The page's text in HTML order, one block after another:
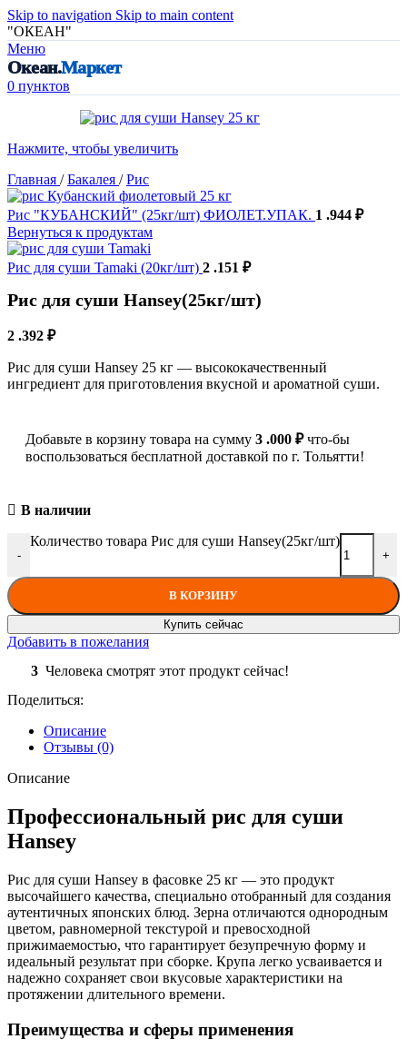
Skip to navigation Skip to main content
"ОКЕАН"
Меню
Океан.Маркет
0 пунктов
Нажмите, чтобы увеличить
Главная / Бакалея / Рис
Рис "КУБАНСКИЙ" (25кг/шт) ФИОЛЕТ.УПАК. 1 .944 ₽
Вернуться к продуктам
Рис для суши Tamaki (20кг/шт) 2 .151 ₽
Рис для суши Hansey(25кг/шт)
2 .392 ₽
Рис для суши Hansey 25 кг — высококачественный
ингредиент для приготовления вкусной и ароматной суши.
Добавьте в корзину товара на сумму 3 .000 ₽что-бы
воспользоваться бесплатной доставкой по г. Тольятти!
В наличии
-
Количество товара Рис для суши Hansey(25кг/шт)
+
В КОРЗИНУ
Купить сейчас
Добавить в пожелания
3 Человека смотрят этот продукт сейчас!
Поделиться:
Описание
Отзывы (0)
Описание
Профессиональный рис для суши
Hansey
Рис для суши Hansey в фасовке 25 кг — это продукт
высочайшего качества, специально отобранный для создания
аутентичных японских блюд. Зерна отличаются однородным
цветом, равномерной текстурой и превосходной
прижимаемостью, что гарантирует безупречную форму и
идеальный результат при сборке. Крупа легко усваивается и
надежно сохраняет свои вкусовые характеристики на
протяжении длительного времени.
Преимущества и сферы применения